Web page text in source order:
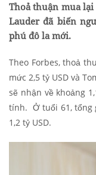
Thoả thuận mua lại
Lauder đã biến
phú đô la mới.
Theo Forbes, thoả
mức 2,5 tỷ USD và
sẽ nhận về khoảng
tính. Ở tuổi 61, tổng
1,2 tỷ USD.